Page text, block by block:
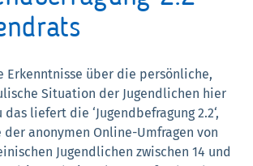
Erkenntnisse über die persönliche,
Situation der Jugendlichen hier
liefert die ‘Jugendbefragung 2.2‘,
der anonymen Online-Umfragen von
Jugendlichen zwischen 14 und